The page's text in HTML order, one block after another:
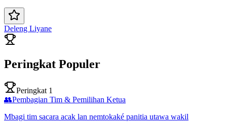
Deleng Liyane
Peringkat Populer
Peringkat 1
👥Pembagian Tim & Pemilihan Ketua
Mbagi tim sacara acak lan nemtokaké panitia utawa wakil